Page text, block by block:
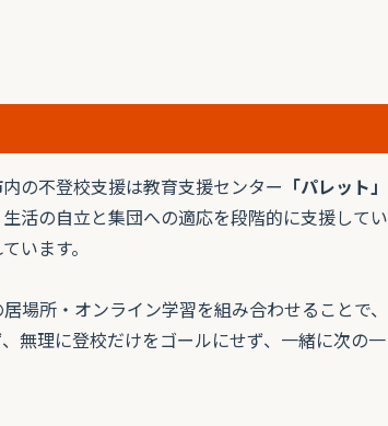
の不登校支援は教育支援センター 「パレット」
活の自立と集団への適応を段階的に支援してい
います。
場所・オンライン学習を組み合わせることで、
無理に登校だけをゴールにせず、一緒に次の一